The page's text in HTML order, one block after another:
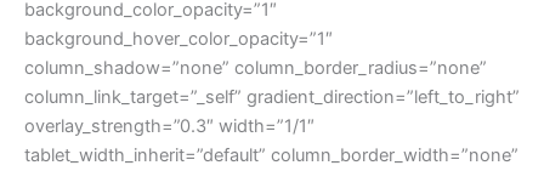
background_color_opacity=”1″
background_hover_color_opacity=”1″
column_shadow=”none” column_border_radius=”none”
column_link_target=”_self” gradient_direction=”left_to_right”
overlay_strength=”0.3″ width=”1/1″
tablet_width_inherit=”default” column_border_width=”none”